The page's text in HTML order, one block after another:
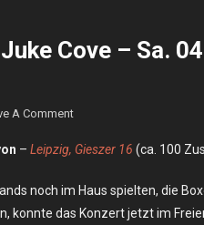
Cove – Sa.
A CommentOn
Dino
Juke
Cove
– Leipzig, Gieszer 16 (ca. 100
noch im Haus spielten, die
konnte das Konzert jetzt im